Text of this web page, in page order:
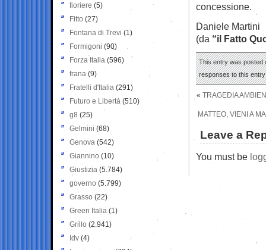
concessione.
Daniele Martini
(da “il Fatto
This entry was posted
responses to this
« TRAGEDIA
MATTEO, VIENI A
Leave a
You must be
fioriere (5)
Fitto (27)
Fontana di Trevi (1)
Formigoni (90)
Forza Italia (596)
frana (9)
Fratelli d'Italia (291)
Futuro e Libertà (510)
g8 (25)
Gelmini (68)
Genova (542)
Giannino (10)
Giustizia (5.784)
governo (5.799)
Grasso (22)
Green Italia (1)
Grillo (2.941)
Idv (4)